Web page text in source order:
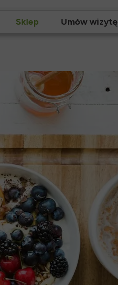
Sklep Umów wizytę